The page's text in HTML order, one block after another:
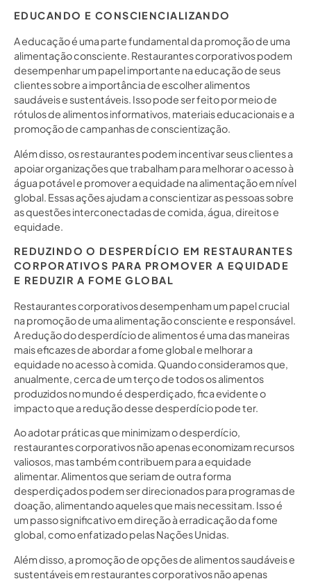
EDUCANDO E CONSCIENCIALIZANDO
A educação é uma parte fundamental da promoção de uma
alimentação consciente. Restaurantes corporativos podem
desempenhar um papel importante na educação de seus
clientes sobre a importância de escolher alimentos
saudáveis e sustentáveis. Isso pode ser feito por meio de
rótulos de alimentos informativos, materiais educacionais e a
promoção de campanhas de conscientização.
Além disso, os restaurantes podem incentivar seus clientes a
apoiar organizações que trabalham para melhorar o acesso à
água potável e promover a equidade na alimentação em nível
global. Essas ações ajudam a conscientizar as pessoas sobre
as questões interconectadas de comida, água, direitos e
equidade.
REDUZINDO O DESPERDÍCIO EM RESTAURANTES
CORPORATIVOS PARA PROMOVER A EQUIDADE
E REDUZIR A FOME GLOBAL
Restaurantes corporativos desempenham um papel crucial
na promoção de uma alimentação consciente e responsável.
A redução do desperdício de alimentos é uma das maneiras
mais eficazes de abordar a fome global e melhorar a
equidade no acesso à comida. Quando consideramos que,
anualmente, cerca de um terço de todos os alimentos
produzidos no mundo é desperdiçado, fica evidente o
impacto que a redução desse desperdício pode ter.
Ao adotar práticas que minimizam o desperdício,
restaurantes corporativos não apenas economizam recursos
valiosos, mas também contribuem para a equidade
alimentar. Alimentos que seriam de outra forma
desperdiçados podem ser direcionados para programas de
doação, alimentando aqueles que mais necessitam. Isso é
um passo significativo em direção à erradicação da fome
global, como enfatizado pelas Nações Unidas.
Além disso, a promoção de opções de alimentos saudáveis e
sustentáveis em restaurantes corporativos não apenas